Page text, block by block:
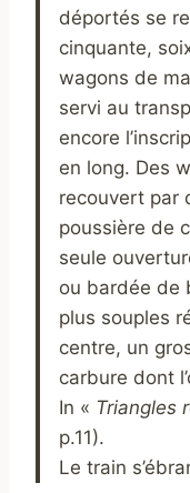
déportés se
cinquante,
wagons de
servi au
encore
en long. Des
recouvert par
poussière de
seule
ou bardée de
plus souples
centre, un
carbure dont
In « Triangles
p.11).
Le train